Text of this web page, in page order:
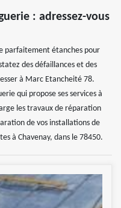
: adressez-vous
parfaitement étanches pour
des défaillances et des
à Marc Etancheité 78.
qui propose ses services à
les travaux de réparation
de vos installations de
à Chavenay, dans le 78450.